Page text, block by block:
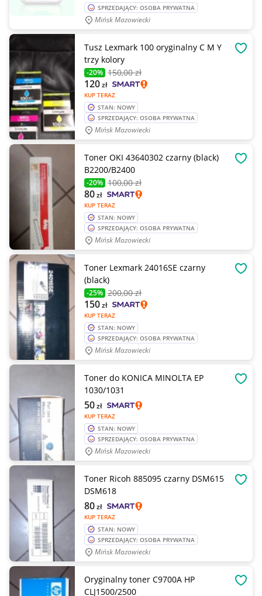
SPRZEDAJĄCY: OSOBA PRYWATNA
Mińsk Mazowiecki
Tusz Lexmark 100 oryginalny C M Y
trzy kolory
-20% 150,00 zł
KUP TERAZ
120zł
STAN: NOWY
SPRZEDAJĄCY: OSOBA PRYWATNA
Mińsk Mazowiecki
Toner OKI 43640302 czarny (black)
B2200/B2400
-20% 100,00 zł
KUP TERAZ
80zł
STAN: NOWY
SPRZEDAJĄCY: OSOBA PRYWATNA
Mińsk Mazowiecki
Toner Lexmark 24016SE czarny
(black)
-25% 200,00 zł
KUP TERAZ
150zł
STAN: NOWY
SPRZEDAJĄCY: OSOBA PRYWATNA
Mińsk Mazowiecki
Toner do KONICA MINOLTA EP
1030/1031
KUP TERAZ
50zł
STAN: NOWY
SPRZEDAJĄCY: OSOBA PRYWATNA
Mińsk Mazowiecki
Toner Ricoh 885095 czarny DSM615
DSM618
KUP TERAZ
80zł
STAN: NOWY
SPRZEDAJĄCY: OSOBA PRYWATNA
Mińsk Mazowiecki
Oryginalny toner C9700A HP
CLJ1500/2500